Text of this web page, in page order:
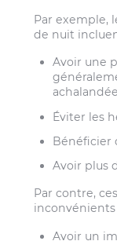
Par exemple,
de nuit
Avoir une
Éviter les
Bénéficier
Avoir plus
Par contre,
inconvénients
Avoir un